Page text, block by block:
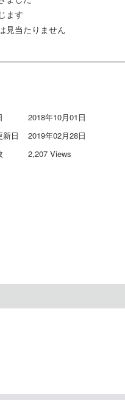
ます
見当たりません
2018年10月01日
新日
2019年02月28日
2,207 Views